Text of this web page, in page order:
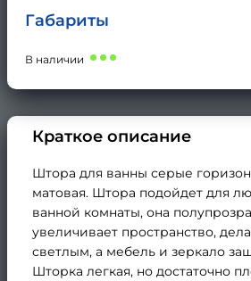
Габариты
В наличии
Краткое описание
Штора для ванны серые
матовая. Штора подойдет для
ванной комнаты, она
увеличивает пространство,
светлым, а мебель и зеркало
Шторка легкая, но достаточно